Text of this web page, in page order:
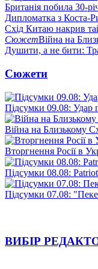
Британія побила 30-
Дипломатка з Коста-
Схід Китаю накрив
СюжетВійна на
Душити, а не бити:
Сюжети
Підсумки 09.08: Удар
Війна на Близькому
Вторгнення Росії в
Підсумки 08.08:
Підсумки 07.08:
ВИБІР